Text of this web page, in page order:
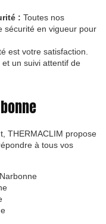
: Toutes nos
sécurité en vigueur pour
est votre satisfaction.
un suivi attentif de
THERMACLIM propose
à tous vos